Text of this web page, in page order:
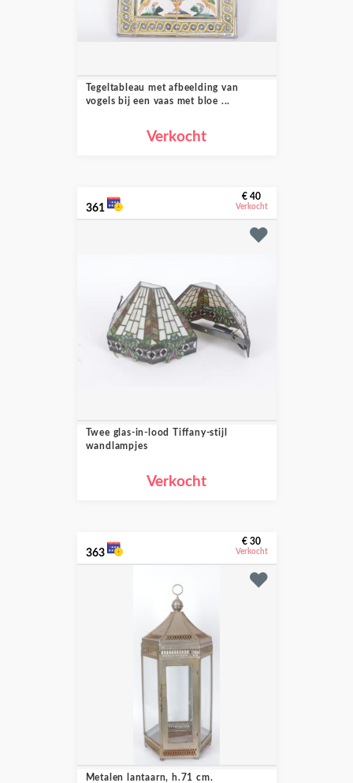
Tegeltableau met afbeelding van
vogels bij een vaas met bloe ...
Verkocht
361
€ 40
Verkocht
Twee glas-in-lood Tiffany-stijl
wandlampjes
Verkocht
363
€ 30
Verkocht
Metalen lantaarn, h.71 cm.